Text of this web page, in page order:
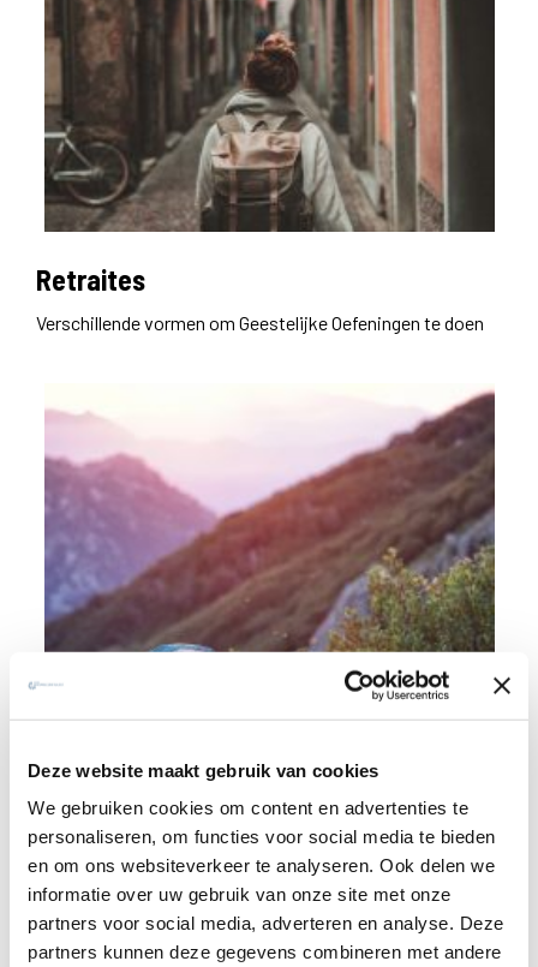
Deze website maakt gebruik van cookies
We gebruiken cookies om content en advertenties te
personaliseren, om functies voor social media te bieden
en om ons websiteverkeer te analyseren. Ook delen we
informatie over uw gebruik van onze site met onze
partners voor social media, adverteren en analyse. Deze
partners kunnen deze gegevens combineren met andere
Retraites
Verschillende vormen om Geestelijke Oefeningen te doen
Geestelijke begeleiding, een heel eigen vorm van
begeleiding